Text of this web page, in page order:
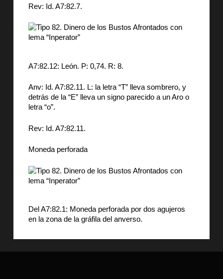
Rev: Id. A7:82.7.
A7:82.12: León. P: 0,74. R: 8.
Anv: Id. A7:82.11. L: la letra “T” lleva sombrero, y
detrás de la “E” lleva un signo parecido a un Aro o
letra “o”.
Rev: Id. A7:82.11.
Moneda perforada
Del A7:82.1: Moneda perforada por dos agujeros
en la zona de la gráfila del anverso.